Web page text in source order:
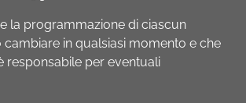
la programmazione di ciascun
cambiare in qualsiasi momento e che
responsabile per eventuali